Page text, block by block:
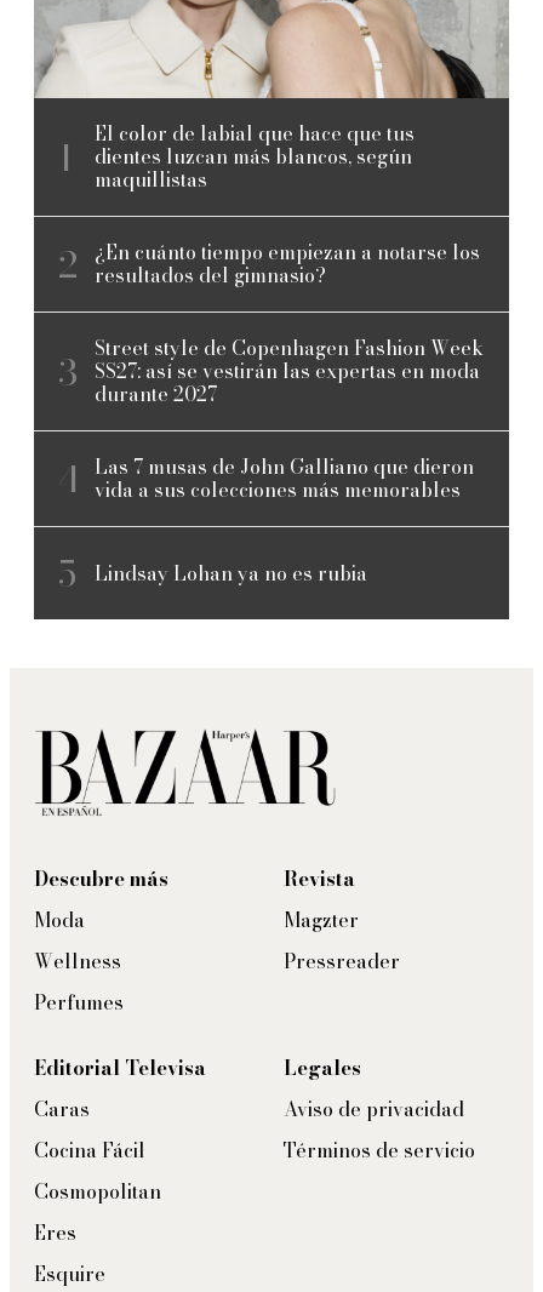
El color de labial que hace que tus
dientes luzcan más blancos, según
maquillistas
¿En cuánto tiempo empiezan a notarse los
resultados del gimnasio?
Street style de Copenhagen Fashion Week
SS27: así se vestirán las expertas en moda
durante 2027
Las 7 musas de John Galliano que dieron
vida a sus colecciones más memorables
Lindsay Lohan ya no es rubia
Descubre más
Moda
Wellness
Perfumes
Revista
Magzter
Pressreader
Editorial Televisa
Caras
Cocina Fácil
Cosmopolitan
Eres
Esquire
Legales
Aviso de privacidad
Términos de servicio